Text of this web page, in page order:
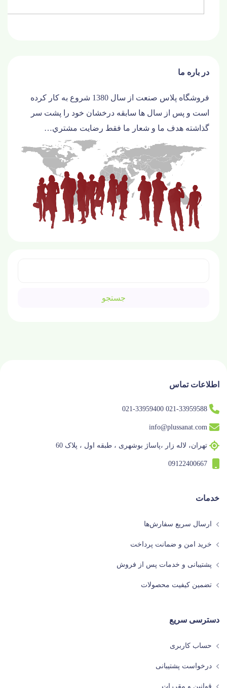
در باره ما
فروشگاه پلاس صنعت از سال 1380 شروع به کار کرده
است و پس از سال ها سابقه درخشان خود را پشت سر
گذاشته هدف ما و شعار ما فقط رضايت مشتري…
اطلاعات تماس
021-33959588 021-33959400
info@plussanat.com
تهران، لاله زار ،پاساژ بوشهری ، طبقه اول ، پلاک 60
09122400667
خدمات
ارسال سریع سفارش‌ها
خرید امن و ضمانت پرداخت
پشتیبانی و خدمات پس از فروش
تضمین کیفیت محصولات
دسترسی سریع
حساب کاربری
درخواست پشتیبانی
قوانین و مقررات